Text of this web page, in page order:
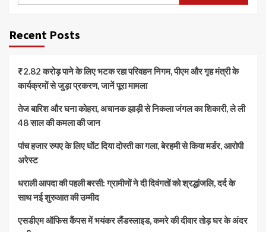
Recent Posts
₹2.82 करोड़ पाने के लिए भटक रहा परिवहन निगम, पीएम और गृह मंत्री के
कार्यक्रमों से जुड़ा प्रकरण, जानें पूरा मामला
तेज बारिश और घना कोहरा, अचानक झाड़ी से निकला जंगल का शिकारी, ले ली
48 साल की कमला की जान
पांच हजार रुपए के लिए घोंट दिया दोस्ती का गला, बेरहमी से किया मर्डर, आरोपी
अरेस्ट
धराली आपदा की पहली बरसी: ग्रामीणों ने दी दिवंगतों को श्रद्धांजलि, दर्द के
साथ नई शुरुआत की उम्मीद
एसडीएम ऑफिस कैंपस में भयंकर लैंडस्लाइड, कमरे की दीवार तोड़ घर के अंदर